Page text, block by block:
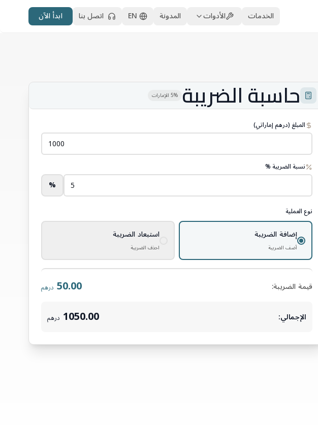
الخدمات الأدوات المدونة EN اتصل بنا ابدأ الآن
حاسبة الضريبة 5% الإمارات
المبلغ (درهم إماراتي)
نسبة الضريبة %
%
نوع العملية
إضافة الضريبة
أضف الضريبة
استبعاد الضريبة
احذف الضريبة
قيمة الضريبة: 50.00 درهم
الإجمالي: 1050.00 درهم